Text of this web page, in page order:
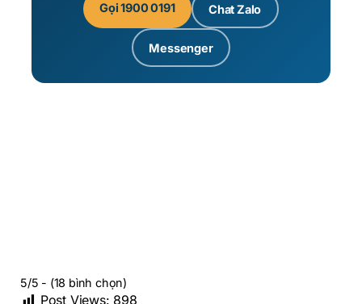
Gọi 1900 0191 Chat Zalo
Messenger
5/5 - (18 bình chọn)
Post Views: 898